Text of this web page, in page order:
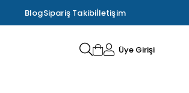
BlogSipariş Takibiİletişim
Üye Girişi